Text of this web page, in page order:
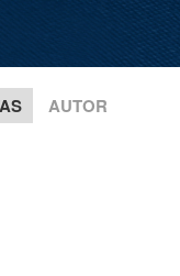
AUTOR